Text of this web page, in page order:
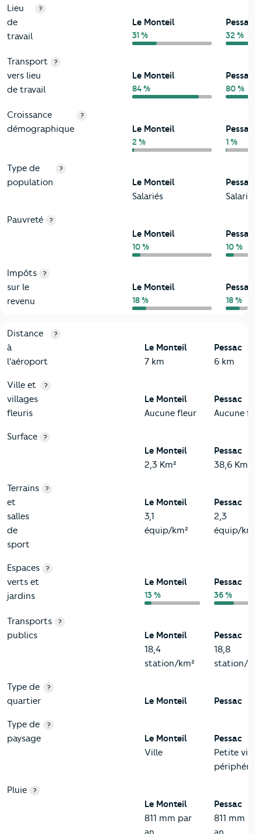
Lieu
de
travail
?
Le Monteil
31 %
Pessac
32 %
Transport
vers lieu
de travail
?
Le Monteil
84 %
Pessac
80 %
Croissance
démographique
?
Le Monteil
2 %
Pessac
1 %
Type de
population
?
Le Monteil
Salariés
Pessac
Salariés
Pauvreté ?
Le Monteil
10 %
Pessac
10 %
Impôts
sur le
revenu
?
Le Monteil
18 %
Pessac
18 %
3-Environnement
Critères Le Monteil
Distance
à
l'aéroport
?
Le Monteil
7 km
Pessac
6 km
Ville et
villages
fleuris
?
Le Monteil
Aucune fleur
Pessac
Aucune
Surface ?
Le Monteil
2,3 Km²
Pessac
38,6 Km²
Terrains
et
salles
de
sport
?
Le Monteil
3,1
équip/km²
Pessac
2,3
équip/km²
Espaces
verts et
jardins
?
Le Monteil
13 %
Pessac
36 %
Transports
publics
?
Le Monteil
18,4
station/km²
Pessac
18,8
station/
Type de
quartier
?
Le Monteil Pessac
Type de
paysage
?
Le Monteil
Ville
Pessac
Petite ville
périphérie
Pluie ?
Le Monteil
811 mm par
Pessac
811 mm par